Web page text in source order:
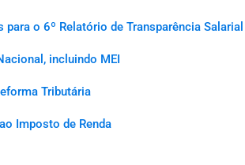
o 6º Relatório de Transparência Salarial
incluindo MEI
Tributária
Imposto de Renda